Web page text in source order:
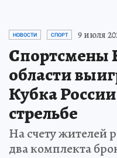
НОВОСТИ СПОРТ 9 июля
Спортсмены
области
Кубка
стрельбе
На счету жителей
два комплекта